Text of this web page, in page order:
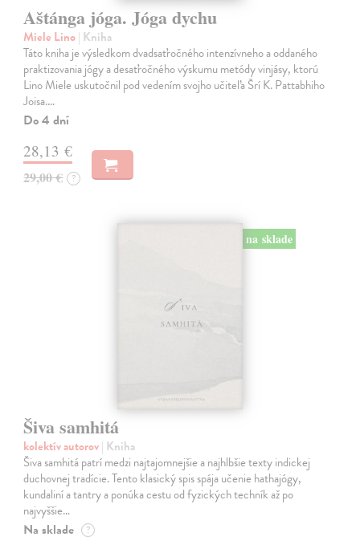
Aštánga jóga. Jóga dychu
Miele Lino| Kniha
Táto kniha je výsledkom dvadsaťročného intenzívneho a oddaného
praktizovania jógy a desaťročného výskumu metódy vinjásy, ktorú
Lino Miele uskutočnil pod vedením svojho učiteľa Šrí K. Pattabhiho
Joisa.…
Do 4 dní
28,13 €
29,00 € ?
na sklade
Šiva samhitá
kolektív autorov| Kniha
Šiva samhitá patrí medzi najtajomnejšie a najhlbšie texty indickej
duchovnej tradície. Tento klasický spis spája učenie hathajógy,
kundaliní a tantry a ponúka cestu od fyzických techník až po
najvyššie…
Na sklade ?